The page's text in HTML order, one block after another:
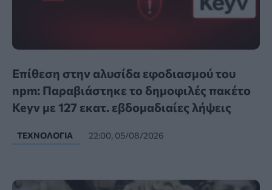
Επίθεση στην αλυσίδα εφοδιασμού του
npm: Παραβιάστηκε το δημοφιλές πακέτο
Keyv με 127 εκατ. εβδομαδιαίες λήψεις
ΤΕΧΝΟΛΟΓΊΑ 22:00, 05/08/2026